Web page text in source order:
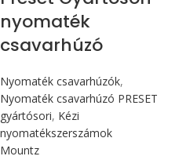
nyomaték
csavarhúzó
Nyomaték csavarhúzók,
Nyomaték csavarhúzó PRESET
gyártósori, Kézi
nyomatékszerszámok
Mountz